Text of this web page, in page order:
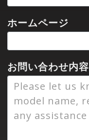
ホームページ
お問い合わせ内容